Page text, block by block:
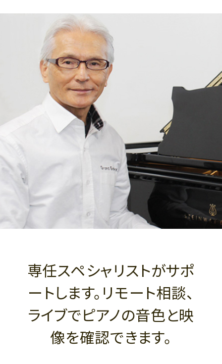
専任スペシャリストがサポ
ートします。リモート相談、
ライブでピアノの音色と映
像を確認できます。